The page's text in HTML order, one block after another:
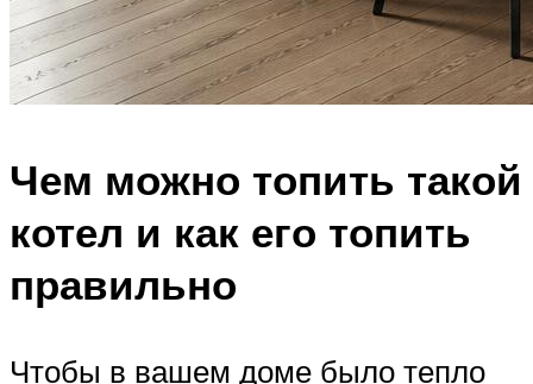
Чем можно топить такой
котел и как его топить
правильно
Чтобы в вашем доме было тепло